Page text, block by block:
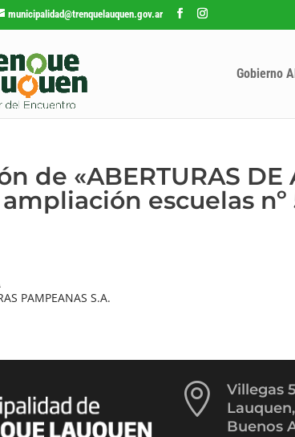
municipalidad@trenquelauquen.gov.ar
Gobierno
de «ABERTURAS DE
escuelas nº
PAMPEANAS S.A.

Villegas
Buenos